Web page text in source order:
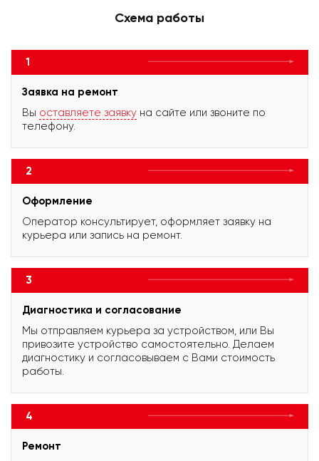
Схема работы
1
Заявка на ремонт
Вы оставляете заявку на сайте или звоните по
телефону.
2
Оформление
Оператор консультирует, оформляет заявку на
курьера или запись на ремонт.
3
Диагностика и согласование
Мы отправляем курьера за устройством, или Вы
привозите устройство самостоятельно. Делаем
диагностику и согласовываем с Вами стоимость
работы.
4
Ремонт